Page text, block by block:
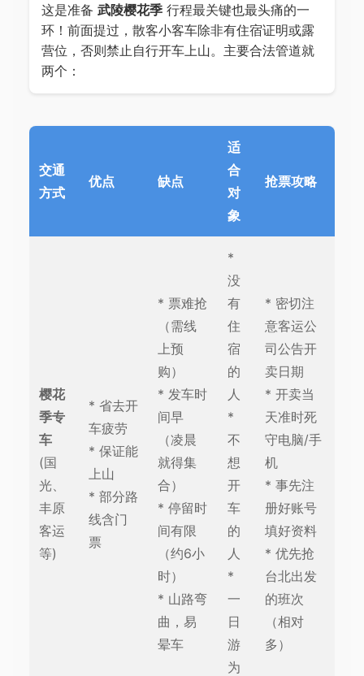
这是准备 武陵樱花季 行程最关键也最头痛的一
环！前面提过，散客小客车除非有住宿证明或露
营位，否则禁止自行开车上山。主要合法管道就
两个：
交通
方式
优点 缺点
适
合
对
象
抢票攻略
樱花
季专
车
(国
光、
丰原
客运
等)
* 省去开
车疲劳
* 保证能
上山
* 部分路
线含门
票
* 票难抢
（需线
上预
购）
* 发车时
间早
（凌晨
就得集
合）
* 停留时
间有限
（约6小
时）
* 山路弯
曲，易
晕车
*
没
有
住
宿
的
人
*
不
想
开
车
的
人
*
一
日
游
为
* 密切注
意客运公
司公告开
卖日期
* 开卖当
天准时死
守电脑/手
机
* 事先注
册好账号
填好资料
* 优先抢
台北出发
的班次
（相对
多）